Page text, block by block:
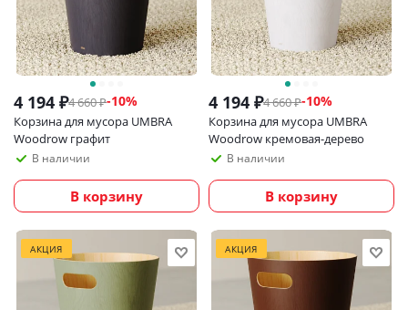
4 194 ₽4 660₽-10%
Корзина для мусора UMBRA
Woodrow графит
В наличии
В корзину
4 194 ₽4 660₽-10%
Корзина для мусора UMBRA
Woodrow кремовая-дерево
В наличии
В корзину
АКЦИЯ АКЦИЯ